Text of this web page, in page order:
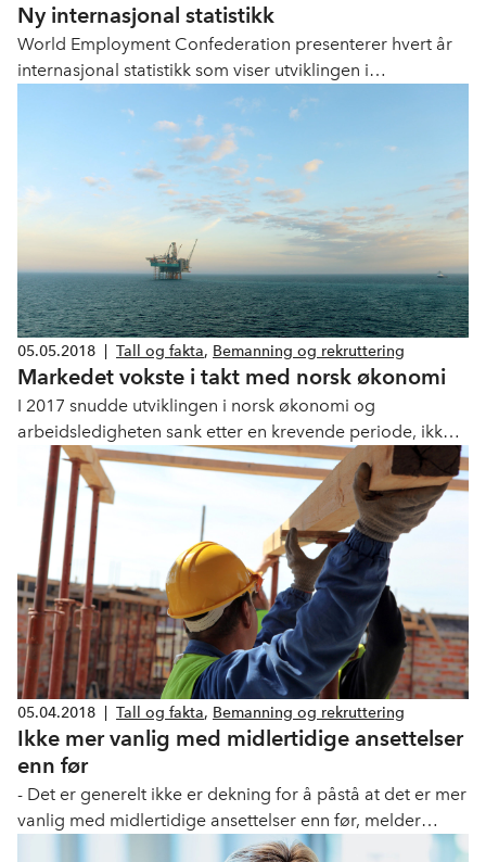
Ny internasjonal statistikk
World Employment Confederation presenterer hvert år
internasjonal statistikk som viser utviklingen i
bemanningsbransjen globalt. 2018 versjonen er
tilgjengelig på web
05.05.2018 Tall og fakta, Bemanning og rekruttering
Markedet vokste i takt med norsk økonomi
I 2017 snudde utviklingen i norsk økonomi og
arbeidsledigheten sank etter en krevende periode, ikke
minst på Vestlandet. Ikke uventet gjenspeiles dette i
årsstatistikken fra bemanningsbransjen som nå er
tilgjengelig på web.
05.04.2018 Tall og fakta, Bemanning og rekruttering
Ikke mer vanlig med midlertidige ansettelser
enn før
- Det er generelt ikke er dekning for å påstå at det er mer
vanlig med midlertidige ansettelser enn før, melder